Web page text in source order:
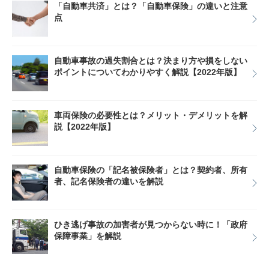
「自動車共済」とは？「自動車保険」の違いと注意
点
自動車事故の過失割合とは？決まり方や損をしない
ポイントについてわかりやすく解説【2022年版】
車両保険の必要性とは？メリット・デメリットを解
説【2022年版】
自動車保険の「記名被保険者」とは？契約者、所有
者、記名保険者の違いを解説
ひき逃げ事故の加害者が見つからない時に！「政府
保障事業」を解説